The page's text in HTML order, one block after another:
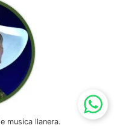
musica llanera.